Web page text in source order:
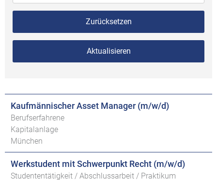
Zurücksetzen
Aktualisieren
Kaufmännischer Asset Manager (m/w/d)
Berufserfahrene
Kapitalanlage
München
Werkstudent mit Schwerpunkt Recht (m/w/d)
Studententätigkeit / Abschlussarbeit / Praktikum